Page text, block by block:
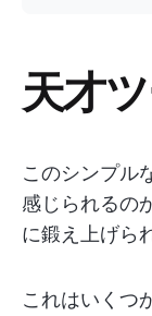
天才
このシンプル
感じられるの
に鍛え上げら
これはいくつ